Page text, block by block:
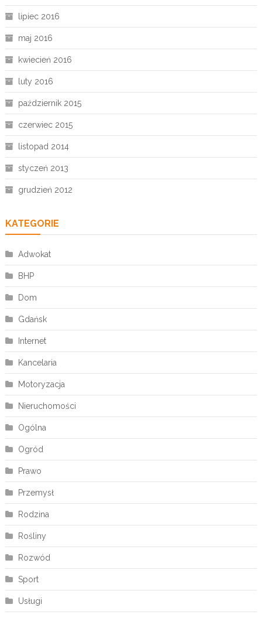
lipiec 2016
maj 2016
kwiecień 2016
luty 2016
październik 2015
czerwiec 2015
listopad 2014
styczeń 2013
grudzień 2012
KATEGORIE
Adwokat
BHP
Dom
Gdańsk
Internet
Kancelaria
Motoryzacja
Nieruchomości
Ogólna
Ogród
Prawo
Przemysł
Rodzina
Rośliny
Rozwód
Sport
Usługi